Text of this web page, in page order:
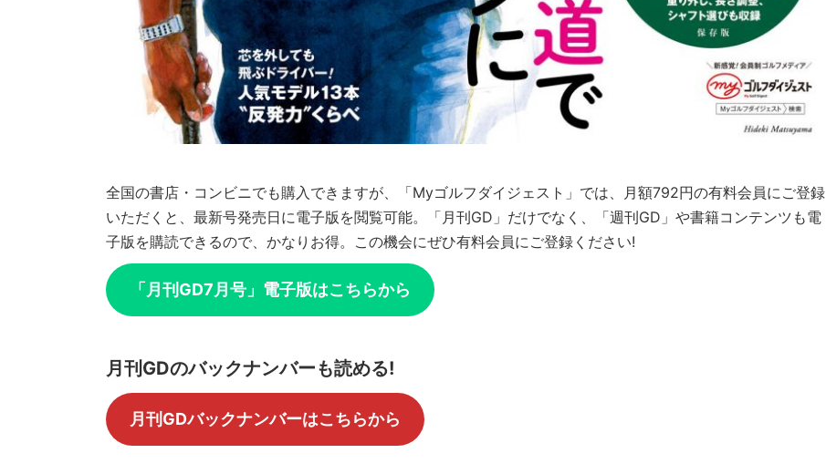
全国の書店・コンビニでも購入できますが、「Myゴルフダイジェスト」では、月額792円の有料会員にご登録
いただくと、最新号発売日に電子版を閲覧可能。「月刊GD」だけでなく、「週刊GD」や書籍コンテンツも電
子版を購読できるので、かなりお得。この機会にぜひ有料会員にご登録ください!
「月刊GD7月号」電子版はこちらから
月刊GDのバックナンバーも読める!
月刊GDバックナンバーはこちらから